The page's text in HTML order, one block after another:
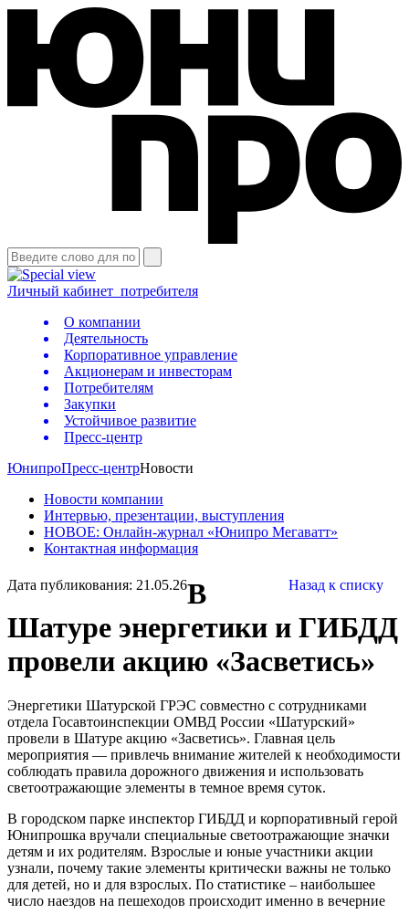
Личный кабинет потребителя
О компании
Деятельность
Корпоративное управление
Акционерам и инвесторам
Потребителям
Закупки
Устойчивое развитие
Пресс-центр
ЮнипроПресс-центрНовости
Новости компании
Интервью, презентации, выступления
НОВОЕ: Онлайн-журнал «Юнипро Мегаватт»
Контактная информация
Дата публикования: 21.05.26 Назад к списку
В
Шатуре энергетики и ГИБДД
провели акцию «Засветись»
Энергетики Шатурской ГРЭС совместно с сотрудниками
отдела Госавтоинспекции ОМВД России «Шатурский»
провели в Шатуре акцию «Засветись». Главная цель
мероприятия — привлечь внимание жителей к необходимости
соблюдать правила дорожного движения и использовать
светоотражающие элементы в темное время суток.
В городском парке инспектор ГИБДД и корпоративный герой
Юнипрошка вручали специальные светоотражающие значки
детям и их родителям. Взрослые и юные участники акции
узнали, почему такие элементы критически важны не только
для детей, но и для взрослых. По статистике – наибольшее
число наездов на пешеходов происходит именно в вечерние